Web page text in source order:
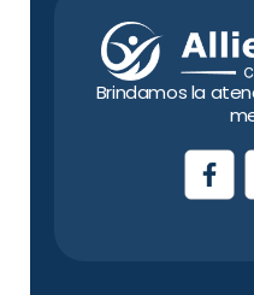
Brindamos la